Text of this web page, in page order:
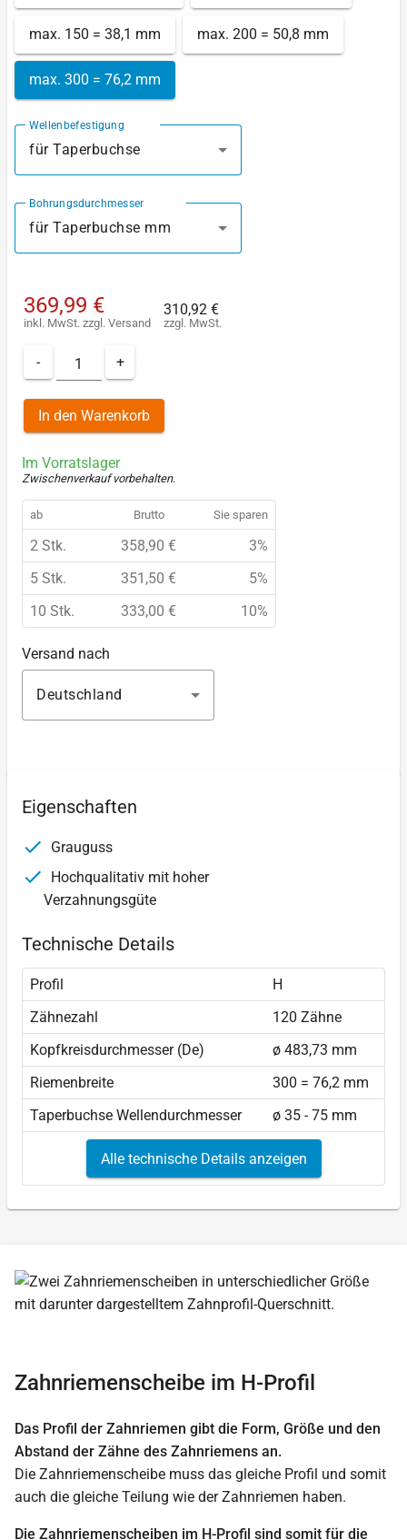
max. 150 = 38,1 mm max. 200 = 50,8 mm
max. 300 = 76,2 mm
Wellenbefestigung
für Taperbuchse
Bohrungsdurchmesser
für Taperbuchse mm
369,99 €
inkl. MwSt. zzgl. Versand
310,92 €
zzgl. MwSt.
- +
In den Warenkorb
Im Vorratslager
Zwischenverkauf vorbehalten.
ab Brutto Sie sparen
2 Stk. 358,90 €
3%
5 Stk.
351,50 €
5%
10 Stk.
333,00 € 10%
Versand nach
Deutschland
Eigenschaften
Grauguss
Hochqualitativ mit hoher
Verzahnungsgüte
Technische Details
Profil
H
Zähnezahl
120 Zähne
Kopfkreisdurchmesser (De)
ø 483,73 mm
Riemenbreite
300 = 76,2 mm
Taperbuchse Wellendurchmesser
ø 35 - 75 mm
Alle technische Details anzeigen
Zahnriemenscheibe im H-Profil
Das Profil der Zahnriemen gibt die Form, Größe und den
Abstand der Zähne des Zahnriemens an.
Die Zahnriemenscheibe muss das gleiche Profil und somit
auch die gleiche Teilung wie der Zahnriemen haben.
Die Zahnriemenscheiben im H-Profil sind somit für die